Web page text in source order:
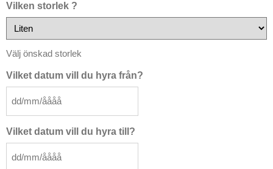
Vilken storlek ?
Välj önskad storlek
Vilket datum vill du hyra från?
DD
snedstreck
MM
snedstreck
ÅÅÅÅ
Vilket datum vill du hyra till?
DD